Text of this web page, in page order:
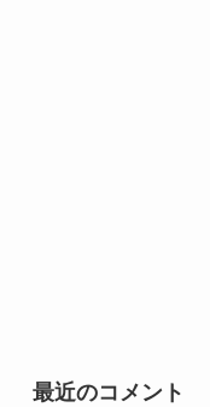
最近のコメント